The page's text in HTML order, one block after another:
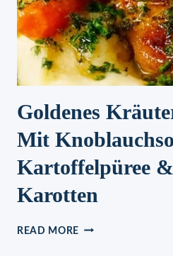
Goldenes
Mit
Kartoffelpüree
Karotten
READ MORE GOLDENES